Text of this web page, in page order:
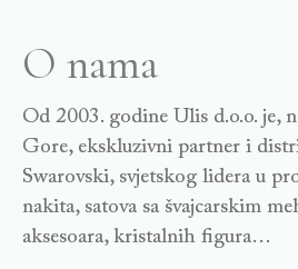
O nama
Od 2003. godine Ulis d.o.o. je,
Gore, ekskluzivni partner i
Swarovski, svjetskog lidera u
nakita, satova sa švajcarskim
aksesoara, kristalnih figura…